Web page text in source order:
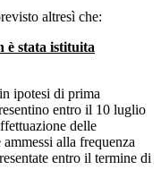
altresì che:
è stata istituita
ipotesi di prima
entro il 10 luglio
delle
alla frequenza
entro il termine di